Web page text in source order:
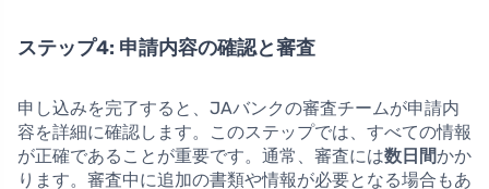
ステップ4: 申請内容の確認と審査
申し込みを完了すると、JAバンクの審査チームが申請内
容を詳細に確認します。このステップでは、すべての情報
が正確であることが重要です。通常、審査には数日間かか
ります。審査中に追加の書類や情報が必要となる場合もあ